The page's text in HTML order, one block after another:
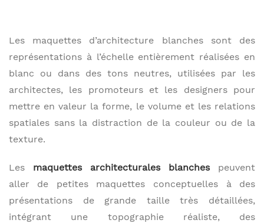
Les maquettes d’architecture blanches sont des
représentations à l’échelle entièrement réalisées en
blanc ou dans des tons neutres, utilisées par les
architectes, les promoteurs et les designers pour
mettre en valeur la forme, le volume et les relations
spatiales sans la distraction de la couleur ou de la
texture.
Les maquettes architecturales blanchespeuvent
aller de petites maquettes conceptuelles à des
présentations de grande taille très détaillées,
intégrant une topographie réaliste, des